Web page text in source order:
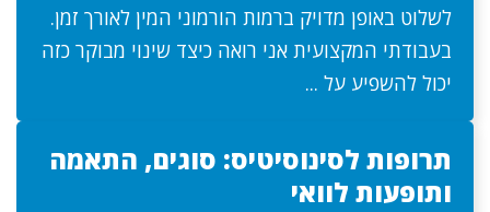
לשלוט באופן מדויק ברמות הורמוני המין לאורך זמן.
בעבודתי המקצועית אני רואה כיצד שינוי מבוקר כזה
יכול להשפיע על ...
תרופות לסינוסיטיס: סוגים, התאמה
ותופעות לוואי